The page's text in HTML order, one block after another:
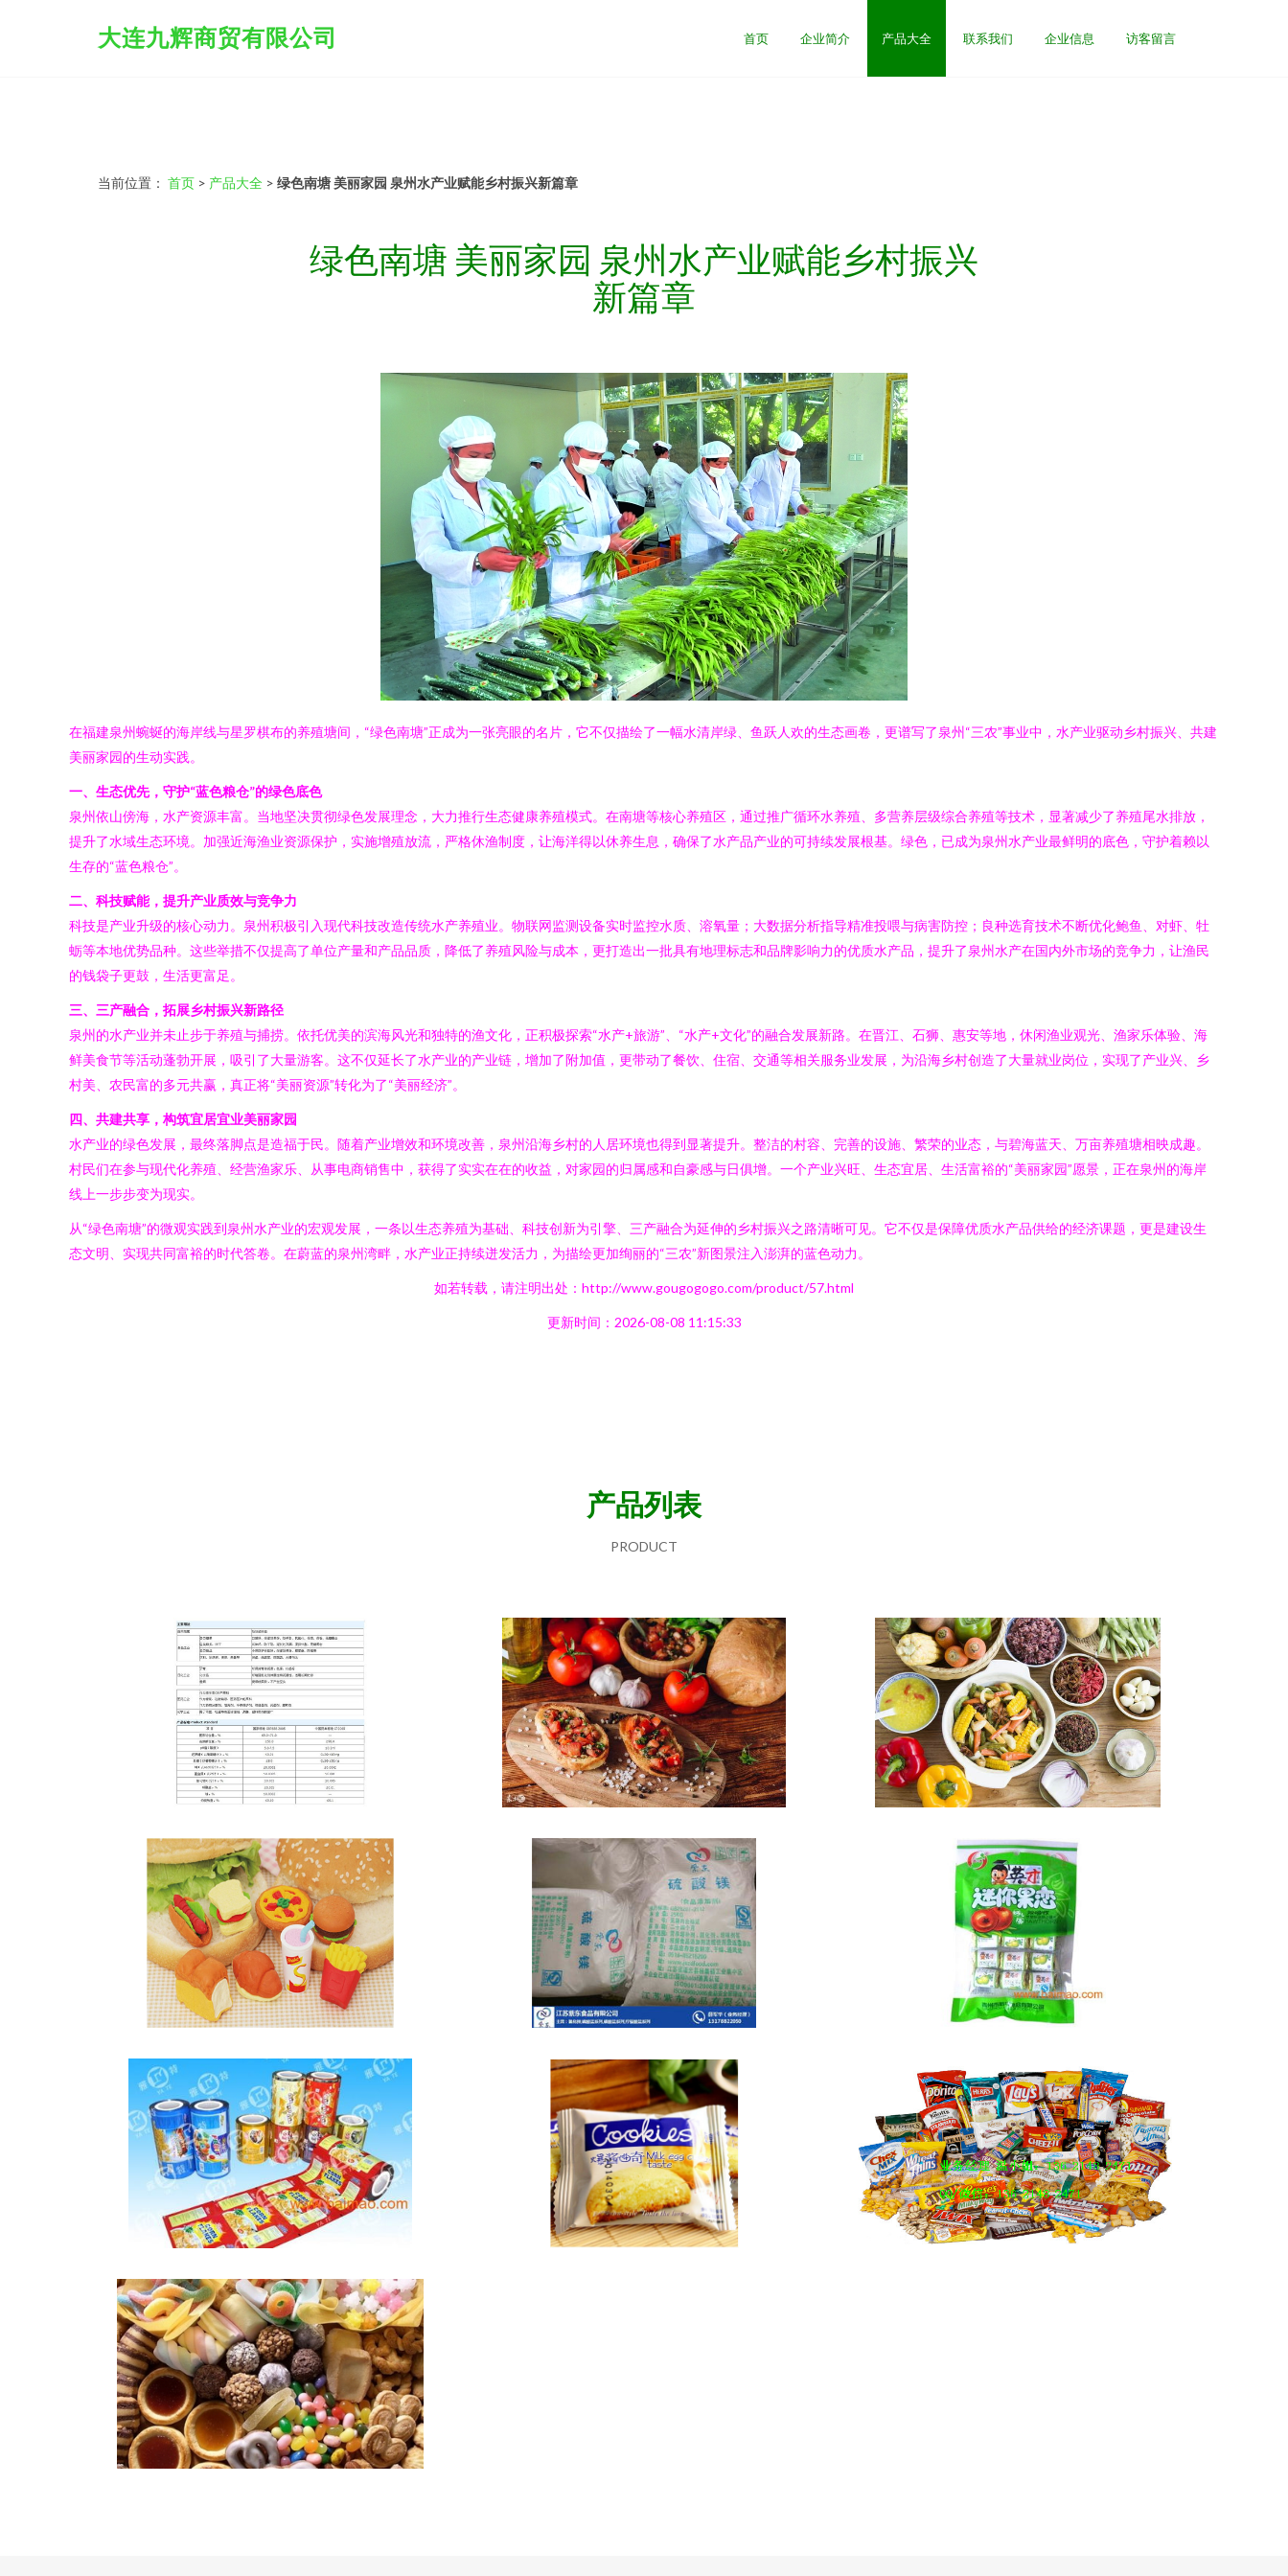
大连九辉商贸有限公司 首页 企业简介 产品大全 联系我们 企业信息 访客留言
当前位置： 首页 > 产品大全 > 绿色南塘 美丽家园 泉州水产业赋能乡村振兴新篇章
绿色南塘 美丽家园 泉州水产业赋能乡村振兴
新篇章
在福建泉州蜿蜒的海岸线与星罗棋布的养殖塘间，“绿色南塘”正成为一张亮眼的名片，它不仅描绘了一幅水清岸绿、鱼跃人欢的生态画卷，更谱写了泉州“三农”事业中，水产业驱动乡村振兴、共建
美丽家园的生动实践。
一、生态优先，守护“蓝色粮仓”的绿色底色
泉州依山傍海，水产资源丰富。当地坚决贯彻绿色发展理念，大力推行生态健康养殖模式。在南塘等核心养殖区，通过推广循环水养殖、多营养层级综合养殖等技术，显著减少了养殖尾水排放，
提升了水域生态环境。加强近海渔业资源保护，实施增殖放流，严格休渔制度，让海洋得以休养生息，确保了水产品产业的可持续发展根基。绿色，已成为泉州水产业最鲜明的底色，守护着赖以
生存的“蓝色粮仓”。
二、科技赋能，提升产业质效与竞争力
科技是产业升级的核心动力。泉州积极引入现代科技改造传统水产养殖业。物联网监测设备实时监控水质、溶氧量；大数据分析指导精准投喂与病害防控；良种选育技术不断优化鲍鱼、对虾、牡
蛎等本地优势品种。这些举措不仅提高了单位产量和产品品质，降低了养殖风险与成本，更打造出一批具有地理标志和品牌影响力的优质水产品，提升了泉州水产在国内外市场的竞争力，让渔民
的钱袋子更鼓，生活更富足。
三、三产融合，拓展乡村振兴新路径
泉州的水产业并未止步于养殖与捕捞。依托优美的滨海风光和独特的渔文化，正积极探索“水产+旅游”、“水产+文化”的融合发展新路。在晋江、石狮、惠安等地，休闲渔业观光、渔家乐体验、海
鲜美食节等活动蓬勃开展，吸引了大量游客。这不仅延长了水产业的产业链，增加了附加值，更带动了餐饮、住宿、交通等相关服务业发展，为沿海乡村创造了大量就业岗位，实现了产业兴、乡
村美、农民富的多元共赢，真正将“美丽资源”转化为了“美丽经济”。
四、共建共享，构筑宜居宜业美丽家园
水产业的绿色发展，最终落脚点是造福于民。随着产业增效和环境改善，泉州沿海乡村的人居环境也得到显著提升。整洁的村容、完善的设施、繁荣的业态，与碧海蓝天、万亩养殖塘相映成趣。
村民们在参与现代化养殖、经营渔家乐、从事电商销售中，获得了实实在在的收益，对家园的归属感和自豪感与日俱增。一个产业兴旺、生态宜居、生活富裕的“美丽家园”愿景，正在泉州的海岸
线上一步步变为现实。
从“绿色南塘”的微观实践到泉州水产业的宏观发展，一条以生态养殖为基础、科技创新为引擎、三产融合为延伸的乡村振兴之路清晰可见。它不仅是保障优质水产品供给的经济课题，更是建设生
态文明、实现共同富裕的时代答卷。在蔚蓝的泉州湾畔，水产业正持续迸发活力，为描绘更加绚丽的“三农”新图景注入澎湃的蓝色动力。
如若转载，请注明出处：http://www.gougogogo.com/product/57.html
更新时间：2026-08-08 11:15:33
产品列表
PRODUCT